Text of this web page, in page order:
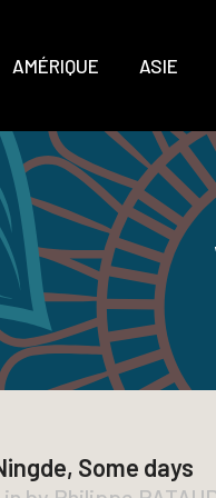
AMÉRIQUE ASIE
Some days